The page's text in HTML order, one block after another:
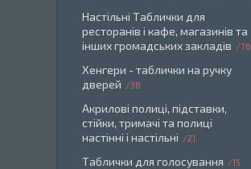
Настільні Таблички для
ресторанів і кафе, магазинів та
інших громадських закладів
76
Хенгери - таблички на ручку
дверей
38
Акрилові полиці, підставки,
стійки, тримачі та полиці
настінні і настільні
21
Таблички для голосування 15